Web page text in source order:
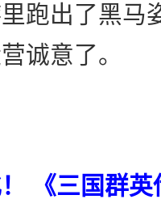
跑出了黑马
诚意了。
《三国群